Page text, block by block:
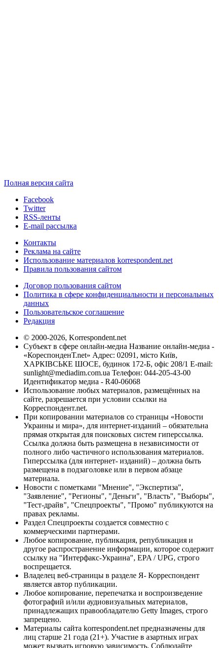
Полная версия сайта
Facebook
Twitter
RSS-ленты
E-mail рассылка
Контакты
Реклама на сайте
Использование материалов korrespondent.net
Правила пользования сайтом
Договор пользования сайтом
Политика в сфере конфиденциальности и персональных
данных
Пользовательское соглашение
Редакция
© 2000-2026, Korrespondent.net
Субъект в сфере онлайн-медиа Название онлайн-медиа -
«КореспонденТ.net» Адрес: 02091, місто Київ,
ХАРКІВСЬКЕ ШОСЕ, будинок 172-Б, офіс 208/1 E-mail:
sunlight@mediadim.com.ua Телефон: 044-205-43-00
Идентификатор медиа - R40-06068
Использование любых материалов, размещённых на
сайте, разрешается при условии ссылки на
Корреспондент.net.
При копировании материалов со страницы «Новости
Украины и мира», для интернет-изданий – обязательна
прямая открытая для поисковых систем гиперссылка.
Ссылка должна быть размещена в независимости от
полного либо частичного использования материалов.
Гиперссылка (для интернет- изданий) – должна быть
размещена в подзаголовке или в первом абзаце
материала.
Новости с пометками "Мнение", "Экспертиза",
"Заявление", "Регионы", "Деньги", "Власть", "Выборы",
"Тест-драйв", "Спецпроекты", "Промо" публикуются на
правах рекламы.
Раздел Спецпроекты создается совместно с
коммерческими партнерами.
Любое копирование, публикация, републикация и
другое распространение информации, которое содержит
ссылку на "Интерфакс-Украина", EPA / UPG, строго
воспрещается.
Владелец веб-страницы в разделе Я- Корреспондент
является автор публикации.
Любое копирование, перепечатка и воспроизведение
фотографий и/или аудиовизуальных материалов,
принадлежащих правообладателю Getty Images, строго
запрещено.
Материалы сайта korrespondent.net предназначены для
лиц старше 21 года (21+). Участие в азартных играх
может вызвать игровую зависимость. Соблюдайте